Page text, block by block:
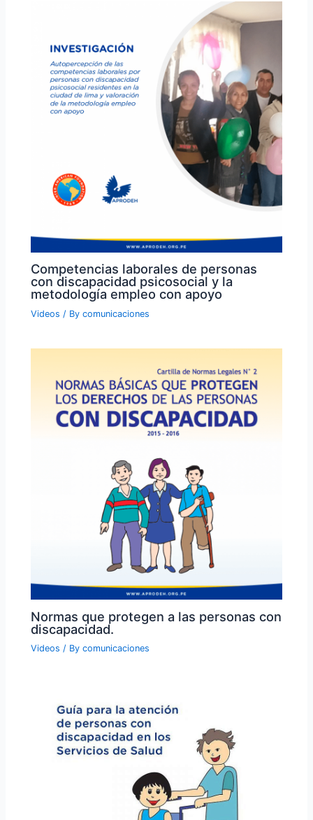
Competencias laborales de personas
con discapacidad psicosocial y la
metodología empleo con apoyo
Videos / Bycomunicaciones
Normas que protegen a las personas con
discapacidad.
Videos / Bycomunicaciones